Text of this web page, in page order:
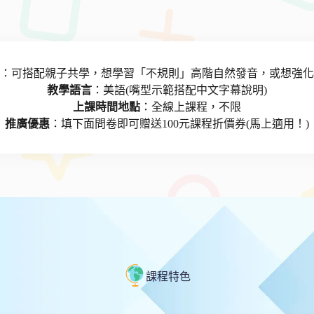
：可搭配親子共學，想學習「不規則」高階自然發音，或想強
教學語言 ：美語(嘴型示範搭配中文字幕說明)
上課時間地點 ：全線上課程，不限
推廣優惠 ：填下面問卷即可贈送100元課程折價券(馬上適用！)
課程特色